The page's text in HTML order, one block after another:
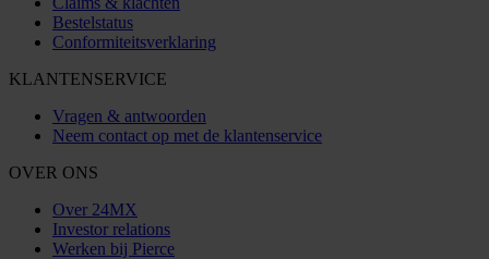
Bestelstatus
Conformiteitsverklaring
KLANTENSERVICE
Vragen & antwoorden
Neem contact op met de klantenservice
OVER ONS
Over 24MX
Investor relations
Werken bij Pierce